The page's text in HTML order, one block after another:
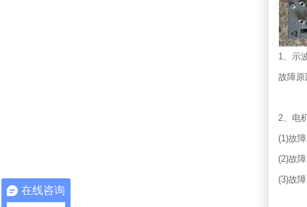
1、示
故障原
2、电
(1)故
(2)故
(3)故
在线咨询